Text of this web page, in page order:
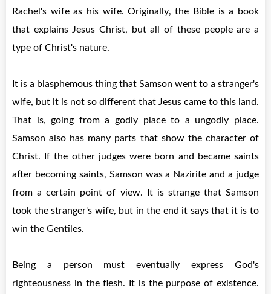
Rachel's wife as his wife. Originally, the Bible is a book
that explains Jesus Christ, but all of these people are a
type of Christ's nature.
It is a blasphemous thing that Samson went to a stranger's
wife, but it is not so different that Jesus came to this land.
That is, going from a godly place to a ungodly place.
Samson also has many parts that show the character of
Christ. If the other judges were born and became saints
after becoming saints, Samson was a Nazirite and a judge
from a certain point of view. It is strange that Samson
took the stranger's wife, but in the end it says that it is to
win the Gentiles.
Being a person must eventually express God's
righteousness in the flesh. It is the purpose of existence.